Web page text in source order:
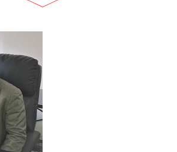
免責不許可 事例
整理 悩み 相談
生計画
始 通知
族 影響
務整理 メリット
司法書士 メリット
求 司法書士 限度額
払い
引履歴
た
断
時効
訟
司法書士 電話 無料相談 愛
法書士 電話 無料相談 三
求 司法書士 電話 無料相談